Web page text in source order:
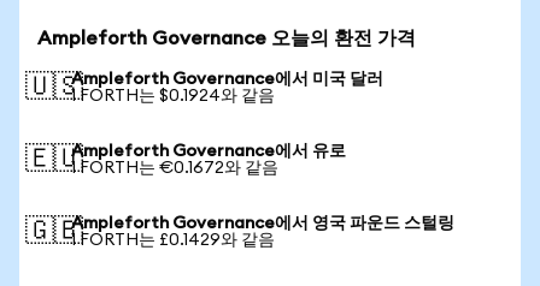
Ampleforth Governance 오늘의 환전 가격
🇺🇸Ampleforth Governance에서 미국 달러
1 FORTH는 $0.1924와 같음
🇪🇺Ampleforth Governance에서 유로
1 FORTH는 €0.1672와 같음
🇬🇧Ampleforth Governance에서 영국 파운드 스털링
1 FORTH는 £0.1429와 같음